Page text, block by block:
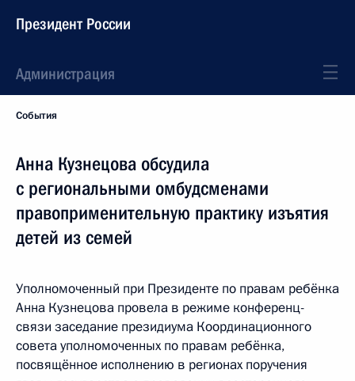
Президент России
Администрация
События
Анна Кузнецова обсудила
с региональными омбудсменами
правоприменительную практику изъятия
детей из семей
Уполномоченный при Президенте по правам ребёнка
Анна Кузнецова провела в режиме конференц-
связи заседание президиума Координационного
совета уполномоченных по правам ребёнка,
посвящённое исполнению в регионах поручения